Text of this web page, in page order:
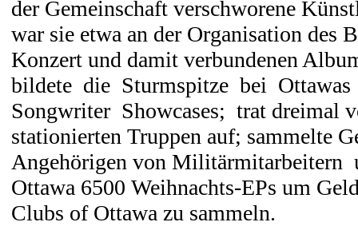
der Gemeinschaft verschworene
war sie etwa an der Organisation des
Konzert und damit verbundenen
bildete die Sturmspitze bei
Songwriter Showcases; trat dreimal
stationierten Truppen auf; sammelte
Angehörigen von Militärmitarbeitern
Ottawa 6500 Weihnachts-EPs um
Clubs of Ottawa zu sammeln.